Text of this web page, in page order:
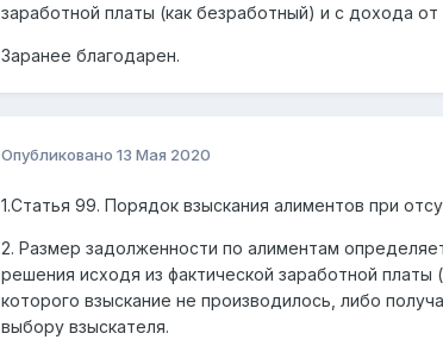
заработной платы (как безработный) и с дохода
Заранее благодарен.
Опубликовано 13 Мая 2020
1.Статья 99. Порядок взыскания алиментов при
2. Размер задолженности по алиментам
решения исходя из фактической заработной
которого взыскание не производилось, либо
выбору взыскателя.